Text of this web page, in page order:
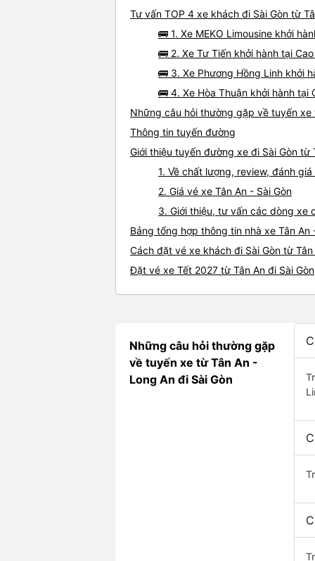
Tư vấn TOP 4 xe khách đi Sài Gòn từ
🚌 1. Xe MEKO Limousine khởi
🚌 2. Xe Tư Tiến khởi hành tại
🚌 3. Xe Phương Hồng Linh khởi
🚌 4. Xe Hòa Thuận khởi hành tại
Những câu hỏi thường gặp về tuyến xe
Thông tin tuyến đường
Giới thiệu tuyến đường xe đi Sài Gòn từ
1. Về chất lượng, review, đánh giá
2. Giá vé xe Tân An - Sài Gòn
3. Giới thiệu, tư vấn các dòng xe
Bảng tổng hợp thông tin nhà xe Tân An
Cách đặt vé xe khách đi Sài Gòn từ
Đặt vé xe Tết 2027 từ Tân An đi Sài Gòn
Những câu hỏi thường gặp
về tuyến xe từ Tân An -
Long An đi Sài Gòn